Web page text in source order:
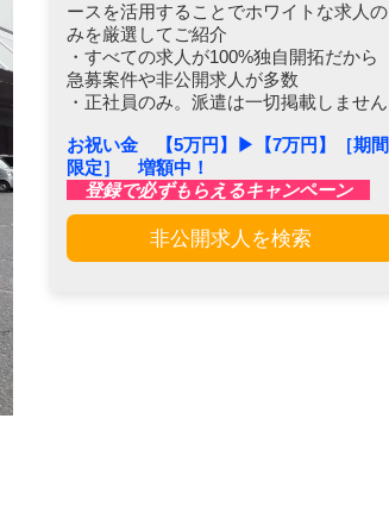
ースを活用することでホワイトな求人の
みを厳選してご紹介
・すべての求人が100%独自開拓だから
急募案件や非公開求人が多数
・正社員のみ。派遣は一切掲載しません
お祝い金 【5万円】▶︎【7万円】［期間
限定］ 増額中！
登録で必ずもらえるキャンペーン
非公開求人を検索